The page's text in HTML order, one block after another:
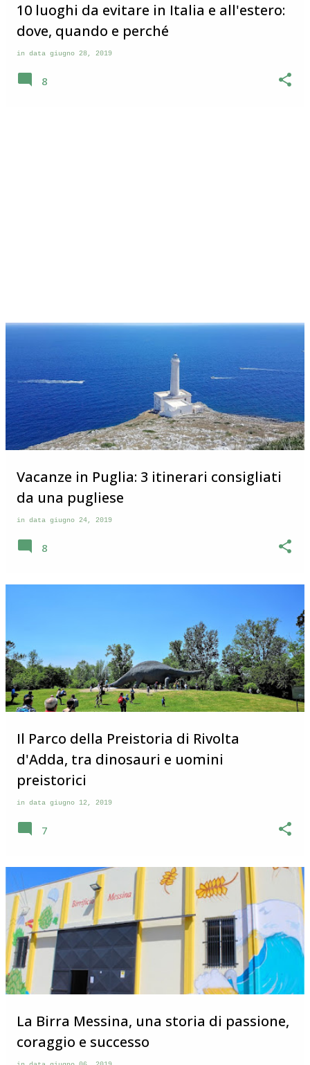
10 luoghi da evitare in Italia e all'estero:
dove, quando e perché
in data giugno 28, 2019
8
Vacanze in Puglia: 3 itinerari consigliati
da una pugliese
in data giugno 24, 2019
8
Il Parco della Preistoria di Rivolta
d'Adda, tra dinosauri e uomini
preistorici
in data giugno 12, 2019
7
La Birra Messina, una storia di passione,
coraggio e successo